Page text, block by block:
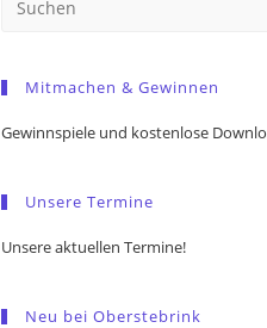
Mitmachen & Gewinnen
Gewinnspiele und kostenlose
Unsere Termine
Unsere aktuellen Termine!
Neu bei Oberstebrink